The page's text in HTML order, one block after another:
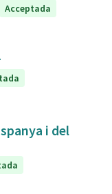
Acceptada
i del